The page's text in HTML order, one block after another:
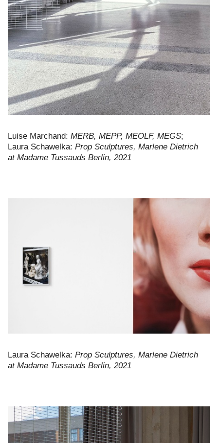
Luise Marchand: MERB, MEPP, MEOLF, MEGS;
Laura Schawelka: Prop Sculptures, Marlene Dietrich
at Madame Tussauds Berlin, 2021
Laura Schawelka: Prop Sculptures, Marlene Dietrich
at Madame Tussauds Berlin, 2021